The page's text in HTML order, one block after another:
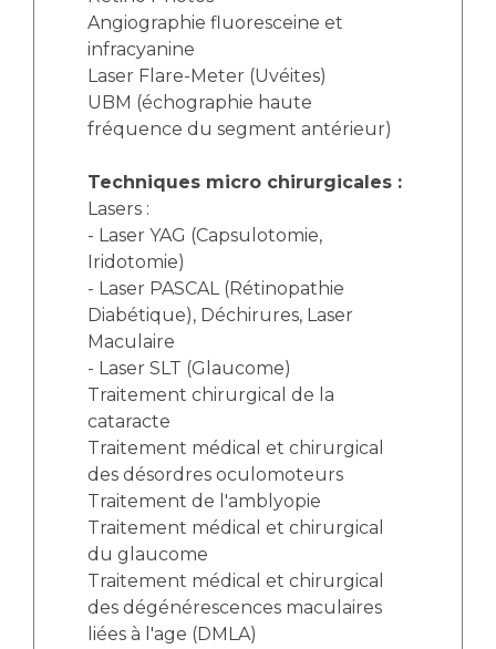
Angiographie fluoresceine et
infracyanine
Laser Flare-Meter (Uvéites)
UBM (échographie haute
fréquence du segment antérieur)
Techniques micro chirurgicales :
Lasers :
- Laser YAG (Capsulotomie,
Iridotomie)
- Laser PASCAL (Rétinopathie
Diabétique), Déchirures, Laser
Maculaire
- Laser SLT (Glaucome)
Traitement chirurgical de la
cataracte
Traitement médical et chirurgical
des désordres oculomoteurs
Traitement de l'amblyopie
Traitement médical et chirurgical
du glaucome
Traitement médical et chirurgical
des dégénérescences maculaires
liées à l'age (DMLA)